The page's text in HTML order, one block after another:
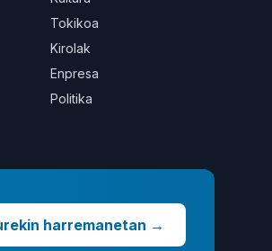
Tokikoa
Kirolak
Enpresa
Politika
harremanetan →